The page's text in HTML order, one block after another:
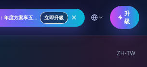
季節限定優惠：年度方案享五折優惠 立即升級
升
級
ZH-TW